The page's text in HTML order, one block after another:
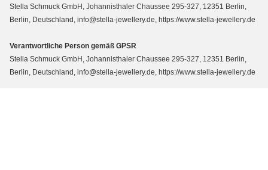
Stella Schmuck GmbH, Johannisthaler Chaussee 295-327, 12351 Berlin,
Berlin, Deutschland, info@stella-jewellery.de, https://www.stella-jewellery.de
Verantwortliche Person gemäß GPSR
Stella Schmuck GmbH, Johannisthaler Chaussee 295-327, 12351 Berlin,
Berlin, Deutschland, info@stella-jewellery.de, https://www.stella-jewellery.de